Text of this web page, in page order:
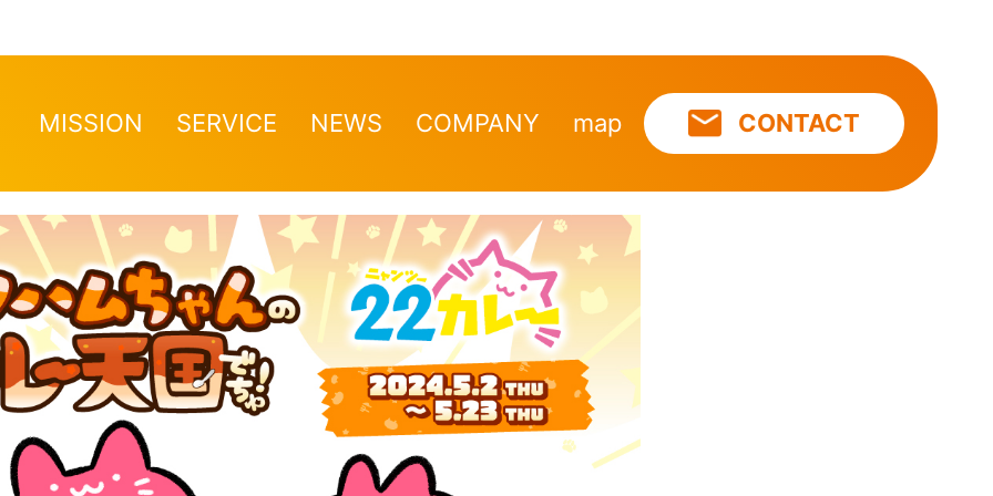
MISSION SERVICE NEWS COMPANY map CONTACT